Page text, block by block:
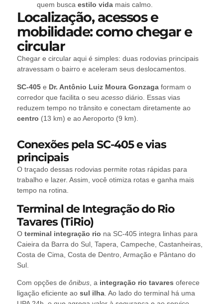
quem busca estilo vida mais calmo.
Localização, acessos e
mobilidade: como chegar e
circular
Chegar e circular aqui é simples: duas rodovias principais
atravessam o bairro e aceleram seus deslocamentos.
SC-405 e Dr. Antônio Luiz Moura Gonzaga formam o
corredor que facilita o seu acesso diário. Essas vias
reduzem tempo no trânsito e conectam diretamente ao
centro (13 km) e ao Aeroporto (9 km).
Conexões pela SC-405 e vias
principais
O traçado dessas rodovias permite rotas rápidas para
trabalho e lazer. Assim, você otimiza rotas e ganha mais
tempo na rotina.
Terminal de Integração do Rio
Tavares (TiRio)
O terminal integração rio na SC-405 integra linhas para
Caieira da Barra do Sul, Tapera, Campeche, Castanheiras,
Costa de Cima, Costa de Dentro, Armação e Pântano do
Sul.
Com opções de ônibus, a integração rio tavares oferece
ligação eficiente ao sul ilha. Ao lado do terminal há uma